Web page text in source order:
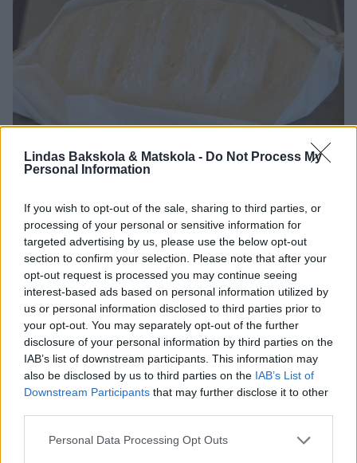
Lindas Bakskola & Matskola - Do Not Process My
Personal Information
If you wish to opt-out of the sale, sharing to third parties, or
processing of your personal or sensitive information for
targeted advertising by us, please use the below opt-out
section to confirm your selection. Please note that after your
opt-out request is processed you may continue seeing
interest-based ads based on personal information utilized by
us or personal information disclosed to third parties prior to
your opt-out. You may separately opt-out of the further
disclosure of your personal information by third parties on the
IAB’s list of downstream participants. This information may
also be disclosed by us to third parties on the IAB’s List of
Downstream Participants that may further disclose it to other
Personal Data Processing Opt Outs